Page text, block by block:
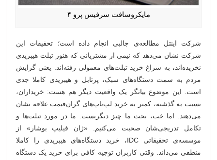
مایکروسافت سرفیس پرو ۴
شرکت اینتل مطالعه‌ی جالبی انجام داده است؛ تحقیقات این
شرکت نشان می‌دهد که نیمی از مشتریانی که هنوز تبلت‌ هیبریدی
نخریده‌اند، به سراغ خرید تبلت‌های معمولی رفته‌اند. یعنی گرایش
مردم به سمت دستگاه‌های سبک، پرتابل و هیبریدی کاملا جدی
است. این موضوع بیانگر یک واقعیت دیگر هم هست: خریداران،
نسبت به گذشته، کمتر به خرید لپ‌تاپ‌های گران‌قیمت علاقه نشان
می‌دهند. اما خب، بحث ما چیز دیگریست. ما در مورد تبلت‌ها و
تکامل تدریجی‌شان صحبت می‌کنیم. «ژان فیلیپ بوشار» از
موسسه‌ی تحقیقاتی IDC، خرید دستگاه‌های هیبریدی را کاملا
منطقی می‌داند. وقتی کاربران توجیه کافی برای خرید یک دستگاه